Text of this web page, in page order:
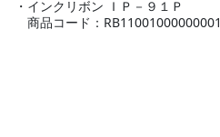
・インクリボン ＩＰ－９１Ｐ
商品コード：RB11001000000001